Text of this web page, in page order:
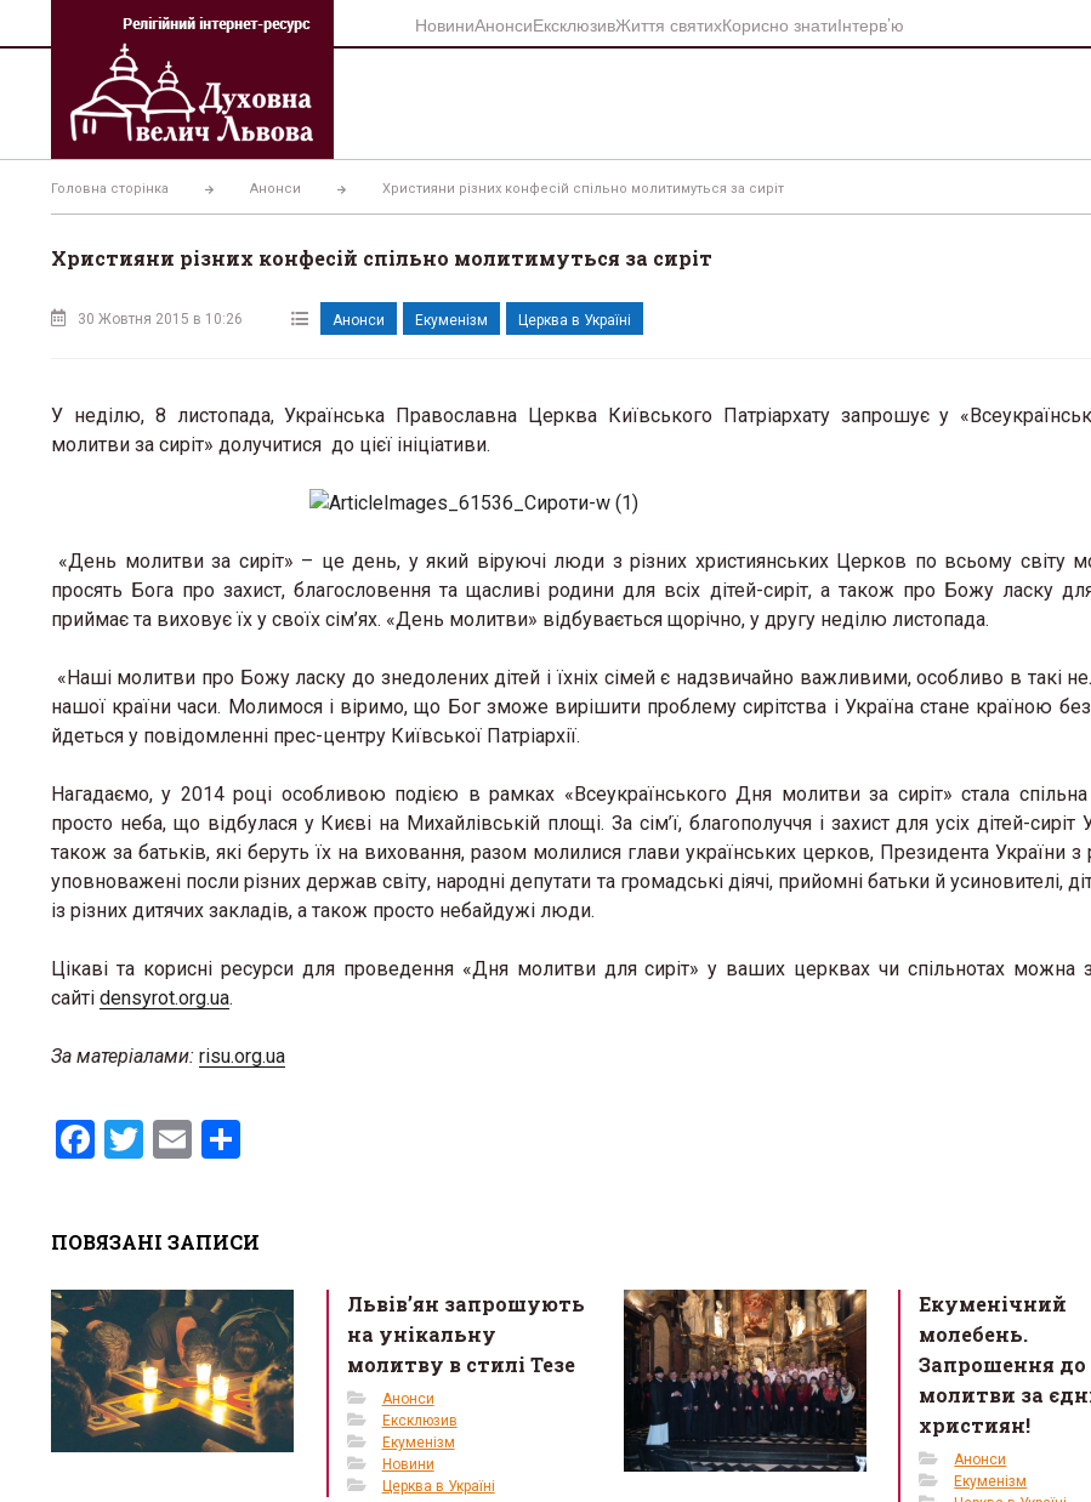
вмісту
НовиниАнонсиЕксклюзивЖиття святихКорисно знатиІнтерв’ю
Головна сторінка Анонси Християни різних конфесій спільно молитимуться за сиріт
Християни різних конфесій спільно молитимуться за сиріт
30 Жовтня 2015 в 10:26 Анонси Екуменізм Церква в Україні
У неділю, 8 листопада, Українська Православна Церква Київського Патріархату запрошує у
молитви за сиріт» долучитися до цієї ініціативи.
«День молитви за сиріт» – це день, у який віруючі люди з різних християнських Церков по всьому світу
просять Бога про захист, благословення та щасливі родини для всіх дітей-сиріт, а також про Божу ласку
приймає та виховує їх у своїх сім’ях. «День молитви» відбувається щорічно, у другу неділю листопада.
«Наші молитви про Божу ласку до знедолених дітей і їхніх сімей є надзвичайно важливими, особливо в такі
нашої країни часи. Молимося і віримо, що Бог зможе вирішити проблему сирітства і Україна стане країною без
йдеться у повідомленні прес-центру Київської Патріархії.
Нагадаємо, у 2014 році особливою подією в рамках «Всеукраїнського Дня молитви за сиріт» стала
просто неба, що відбулася у Києві на Михайлівській площі. За сім’ї, благополуччя і захист для усіх дітей-сиріт
також за батьків, які беруть їх на виховання, разом молилися глави українських церков, Президента України
уповноважені посли різних держав світу, народні депутати та громадські діячі, прийомні батьки й усиновителі,
із різних дитячих закладів, а також просто небайдужі люди.
Цікаві та корисні ресурси для проведення «Дня молитви для сиріт» у ваших церквах чи спільнотах можна
сайті densyrot.org.ua.
За матеріалами: risu.org.ua
F
b
o
o
k
T
er
E
e
ПОВЯЗАНІ ЗАПИСИ
Львів’ян запрошують
на унікальну
молитву в стилі Тезе
Анонси
Ексклюзив
Екуменізм
Новини
Церква в Україні
Екуменічний
молебень.
Запрошення до
молитви за
християн!
Анонси
Екуменізм